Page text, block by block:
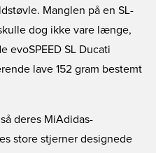
Manglen på en SL-
dog ikke vare længe,
evoSPEED SL Ducati
lave 152 gram bestemt
deres MiAdidas-
store stjerner designede